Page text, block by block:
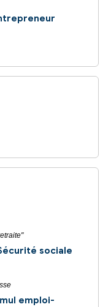
sociale
emploi-